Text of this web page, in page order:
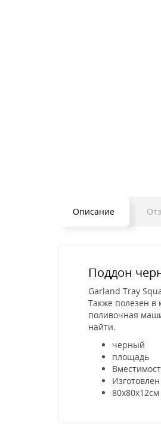
Описание
Поддон
Garland Tray
Также полезен в
поливочная
найти.
черный
площадь
80x80x12см